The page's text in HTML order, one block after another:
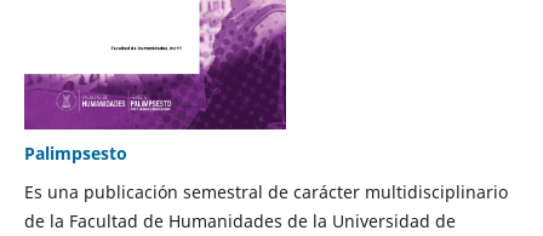
Palimpsesto
Es una publicación semestral de carácter multidisciplinario
de la Facultad de Humanidades de la Universidad de